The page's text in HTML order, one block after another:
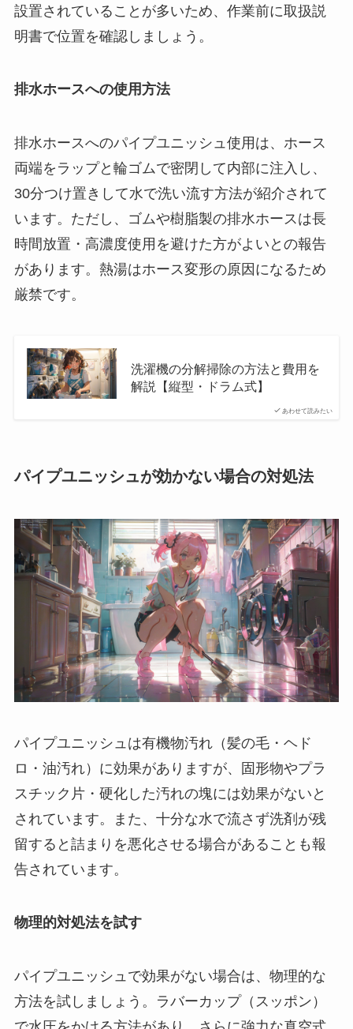
設置されていることが多いため、作業前に取扱説
明書で位置を確認しましょう。
排水ホースへの使用方法
排水ホースへのパイプユニッシュ使用は、ホース
両端をラップと輪ゴムで密閉して内部に注入し、
30分つけ置きして水で洗い流す方法が紹介されて
います。ただし、ゴムや樹脂製の排水ホースは長
時間放置・高濃度使用を避けた方がよいとの報告
があります。熱湯はホース変形の原因になるため
厳禁です。
あわせて読みたい
洗濯機の分解掃除の方法と費用を
解説【縦型・ドラム式】
パイプユニッシュが効かない場合の対処法
パイプユニッシュは有機物汚れ（髪の毛・ヘド
ロ・油汚れ）に効果がありますが、固形物やプラ
スチック片・硬化した汚れの塊には効果がないと
されています。また、十分な水で流さず洗剤が残
留すると詰まりを悪化させる場合があることも報
告されています。
物理的対処法を試す
パイプユニッシュで効果がない場合は、物理的な
方法を試しましょう。ラバーカップ（スッポン）